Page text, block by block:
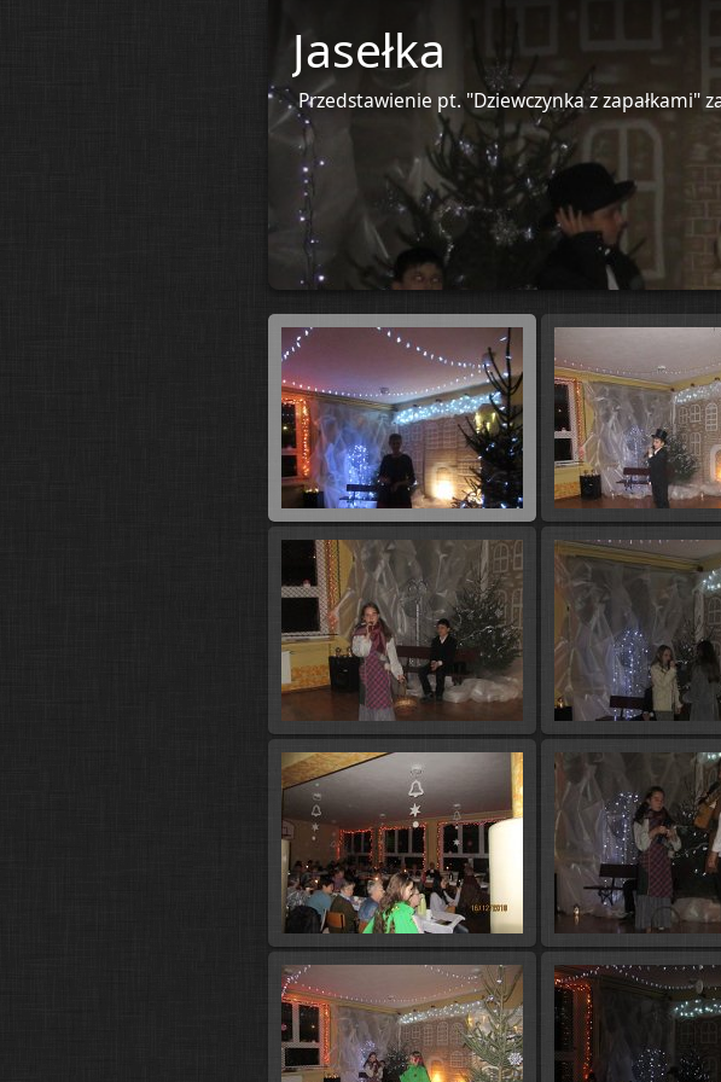
Jasełka
Przedstawienie pt. "Dziewczynka z zapałkami"